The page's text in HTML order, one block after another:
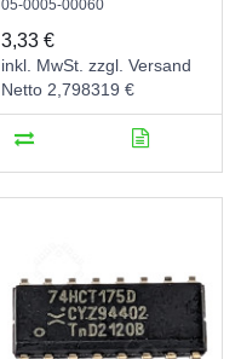
-55..125 °C
05-0005-00060
3,33 €
inkl. MwSt. zzgl. Versand
Netto 2,798319 €